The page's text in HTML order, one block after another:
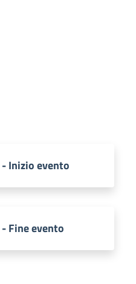
Inizio evento
Fine evento